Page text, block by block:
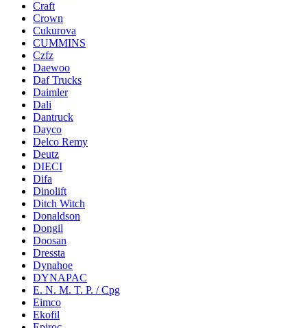
Craft
Crown
Cukurova
CUMMINS
Czfz
Daewoo
Daf Trucks
Daimler
Dali
Dantruck
Dayco
Delco Remy
Deutz
DIECI
Difa
Dinolift
Ditch Witch
Donaldson
Dongil
Doosan
Dressta
Dynahoe
DYNAPAC
E. N. M. T. P. / Cpg
Eimco
Ekofil